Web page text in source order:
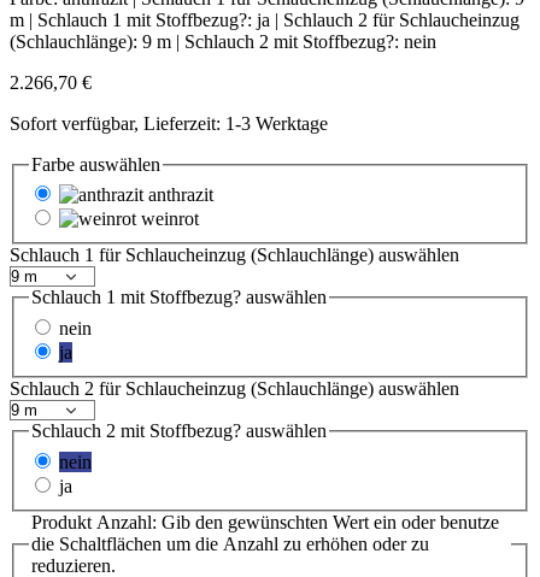
m | Schlauch 1 mit Stoffbezug?: ja | Schlauch 2 für Schlaucheinzug
(Schlauchlänge): 9 m | Schlauch 2 mit Stoffbezug?: nein
2.266,70 €
Sofort verfügbar, Lieferzeit: 1-3 Werktage
Farbe auswählen
anthrazit
weinrot
Schlauch 1 für Schlaucheinzug (Schlauchlänge) auswählen
Schlauch 1 mit Stoffbezug? auswählen
nein
ja
Schlauch 2 für Schlaucheinzug (Schlauchlänge) auswählen
Schlauch 2 mit Stoffbezug? auswählen
nein
ja
Produkt Anzahl: Gib den gewünschten Wert ein oder benutze
die Schaltflächen um die Anzahl zu erhöhen oder zu
reduzieren.